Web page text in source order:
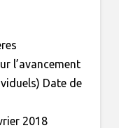
l’avancement
Date de
2020
février 2018